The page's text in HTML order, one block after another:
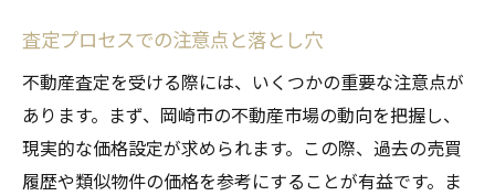
査定プロセスでの注意点と落とし穴
不動産査定を受ける際には、いくつかの重要な注意点が
あります。まず、岡崎市の不動産市場の動向を把握し、
現実的な価格設定が求められます。この際、過去の売買
履歴や類似物件の価格を参考にすることが有益です。ま